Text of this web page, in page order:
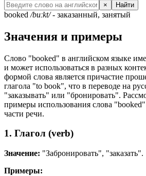
× Найти
booked /buːkt/- заказанный, занятый
Значения и примеры
Слово "booked" в английском языке
и может использоваться в разных
формой слова является причастие
глагола "to book", что в переводе на
"заказывать" или "бронировать".
примеры использования слова
части речи.
1. Глагол (verb)
Значение: "Забронировать", "заказать".
Примеры: